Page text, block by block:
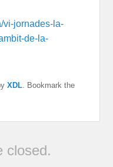
vi-jornades-la-
de-la-
XDL . Bookmark the
closed.